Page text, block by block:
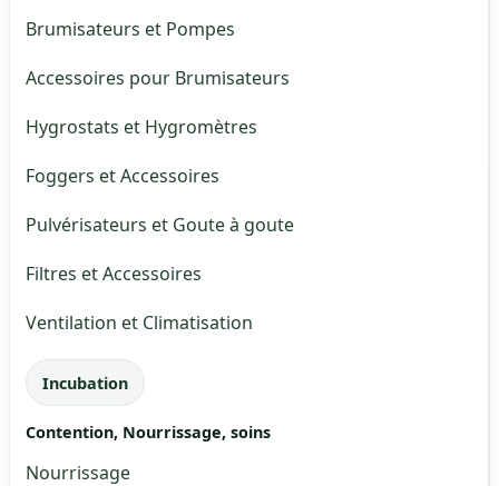
Brumisateurs et Pompes
Accessoires pour Brumisateurs
Hygrostats et Hygromètres
Foggers et Accessoires
Pulvérisateurs et Goute à goute
Filtres et Accessoires
Ventilation et Climatisation
Incubation
Contention, Nourrissage, soins
Nourrissage